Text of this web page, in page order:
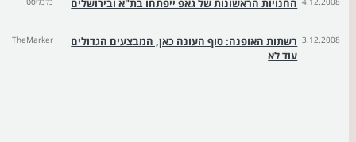
החנויות הראשונות של גאפ ייפתחו בת"א ובירושלים
3.12.2008 רשתות האופנה: סוף העונה כאן, המבצעים הגדולים
עוד לא
TheMarker